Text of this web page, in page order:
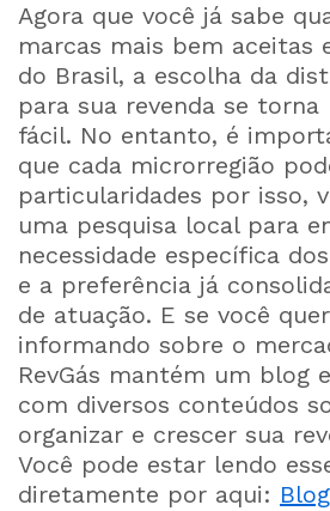
Agora que você já sabe
marcas mais bem aceitas
do Brasil, a escolha da
para sua revenda se
fácil. No entanto, é
que cada microrregião
particularidades por isso,
uma pesquisa local para
necessidade específica
e a preferência já
de atuação. E se você
informando sobre o
RevGás mantém um blog
com diversos conteúdos
organizar e crescer sua
Você pode estar lendo
diretamente por aqui: